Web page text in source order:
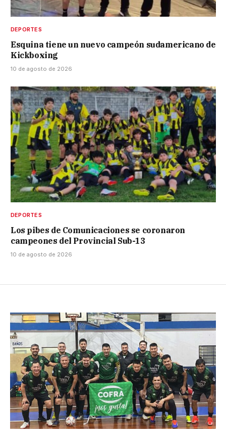
DEPORTES
Esquina tiene un nuevo campeón sudamericano de
Kickboxing
10 de agosto de 2026
DEPORTES
Los pibes de Comunicaciones se coronaron
campeones del Provincial Sub-13
10 de agosto de 2026